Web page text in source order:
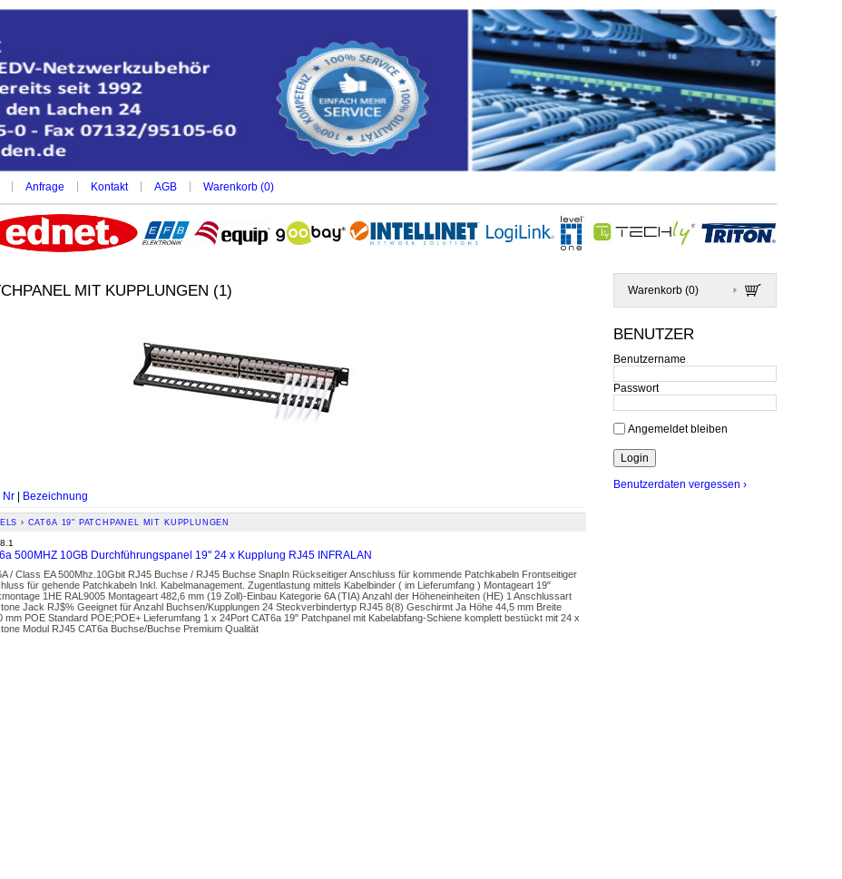
Anfrage Kontakt AGB Warenkorb (0)
Warenkorb (0)
BENUTZER
Benutzername
Passwort
Angemeldet bleiben
Benutzerdaten vergessen ›
MIT KUPPLUNGEN (1)
Nr | Bezeichnung
› CAT6A 19" PATCHPANEL MIT KUPPLUNGEN
500MHZ 10GB Durchführungspanel 19" 24 x Kupplung RJ45 INFRALAN
/ Class EA 500Mhz.10Gbit RJ45 Buchse / RJ45 Buchse SnapIn Rückseitiger Anschluss für kommende Patchkabeln Frontseitiger
für gehende Patchkabeln Inkl. Kabelmanagement. Zugentlastung mittels Kabelbinder ( im Lieferumfang ) Montageart 19"
1HE RAL9005 Montageart 482,6 mm (19 Zoll)-Einbau Kategorie 6A (TIA) Anzahl der Höheneinheiten (HE) 1 Anschlussart
Jack RJ$% Geeignet für Anzahl Buchsen/Kupplungen 24 Steckverbindertyp RJ45 8(8) Geschirmt Ja Höhe 44,5 mm Breite
mm POE Standard POE;POE+ Lieferumfang 1 x 24Port CAT6a 19" Patchpanel mit Kabelabfang-Schiene komplett bestückt mit 24 x
Modul RJ45 CAT6a Buchse/Buchse Premium Qualität